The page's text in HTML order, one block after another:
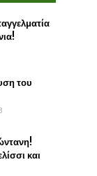
του
και